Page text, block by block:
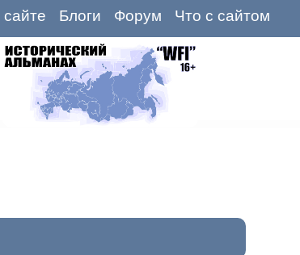
Блоги Форум Что с сайтом